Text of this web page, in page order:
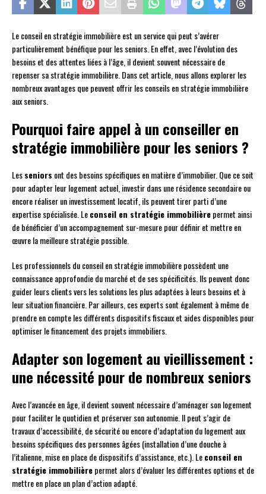
Le conseil en stratégie immobilière est un service qui peut s’avérer
particulièrement bénéfique pour les seniors. En effet, avec l’évolution des
besoins et des attentes liées à l’âge, il devient souvent nécessaire de
repenser sa stratégie immobilière. Dans cet article, nous allons explorer les
nombreux avantages que peuvent offrir les conseils en stratégie immobilière
aux seniors.
Pourquoi faire appel à un conseiller en
stratégie immobilière pour les seniors ?
Lesseniors ont des besoins spécifiques en matière d’immobilier. Que ce soit
pour adapter leur logement actuel, investir dans une résidence secondaire ou
encore réaliser un investissement locatif, ils peuvent tirer parti d’une
expertise spécialisée. Leconseil en stratégie immobilièrepermet ainsi
de bénéficier d’un accompagnement sur-mesure pour définir et mettre en
œuvre la meilleure stratégie possible.
Les professionnels du conseil en stratégie immobilière possèdent une
connaissance approfondie du marché et de ses spécificités. Ils peuvent donc
guider leurs clients vers les solutions les plus adaptées à leurs besoins et à
leur situation financière. Par ailleurs, ces experts sont également à même de
prendre en compte les différents dispositifs fiscaux et aides disponibles pour
optimiser le financement des projets immobiliers.
Adapter son logement au vieillissement :
une nécessité pour de nombreux seniors
Avec l’avancée en âge, il devient souvent nécessaire d’aménager son logement
pour faciliter le quotidien et préserver son autonomie. Il peut s’agir de
travaux d’accessibilité, de sécurité ou encore d’adaptation du logement aux
besoins spécifiques des personnes âgées (installation d’une douche à
l’italienne, mise en place de dispositifs d’assistance, etc.). Leconseil en
stratégie immobilièrepermet alors d’évaluer les différentes options et de
mettre en place un plan d’action adapté.